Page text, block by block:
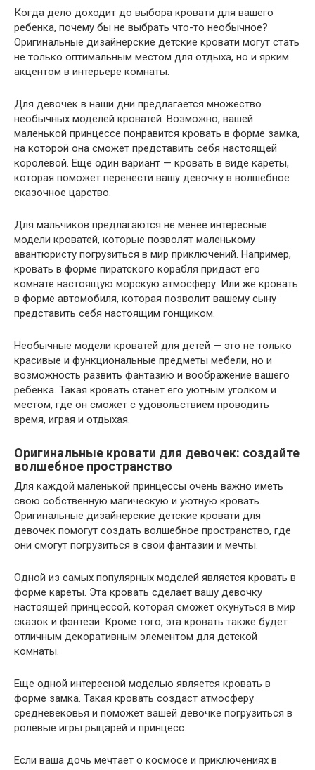
Когда дело доходит до выбора кровати для вашего
ребенка, почему бы не выбрать что-то необычное?
Оригинальные дизайнерские детские кровати могут стать
не только оптимальным местом для отдыха, но и ярким
акцентом в интерьере комнаты.
Для девочек в наши дни предлагается множество
необычных моделей кроватей. Возможно, вашей
маленькой принцессе понравится кровать в форме замка,
на которой она сможет представить себя настоящей
королевой. Еще один вариант — кровать в виде кареты,
которая поможет перенести вашу девочку в волшебное
сказочное царство.
Для мальчиков предлагаются не менее интересные
модели кроватей, которые позволят маленькому
авантюристу погрузиться в мир приключений. Например,
кровать в форме пиратского корабля придаст его
комнате настоящую морскую атмосферу. Или же кровать
в форме автомобиля, которая позволит вашему сыну
представить себя настоящим гонщиком.
Необычные модели кроватей для детей — это не только
красивые и функциональные предметы мебели, но и
возможность развить фантазию и воображение вашего
ребенка. Такая кровать станет его уютным уголком и
местом, где он сможет с удовольствием проводить
время, играя и отдыхая.
Оригинальные кровати для девочек: создайте
волшебное пространство
Для каждой маленькой принцессы очень важно иметь
свою собственную магическую и уютную кровать.
Оригинальные дизайнерские детские кровати для
девочек помогут создать волшебное пространство, где
они смогут погрузиться в свои фантазии и мечты.
Одной из самых популярных моделей является кровать в
форме кареты. Эта кровать сделает вашу девочку
настоящей принцессой, которая сможет окунуться в мир
сказок и фэнтези. Кроме того, эта кровать также будет
отличным декоративным элементом для детской
комнаты.
Еще одной интересной моделью является кровать в
форме замка. Такая кровать создаст атмосферу
средневековья и поможет вашей девочке погрузиться в
ролевые игры рыцарей и принцесс.
Если ваша дочь мечтает о космосе и приключениях в